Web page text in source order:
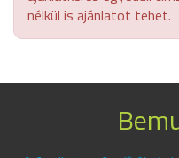
nélkül is ajánlatot tehet.